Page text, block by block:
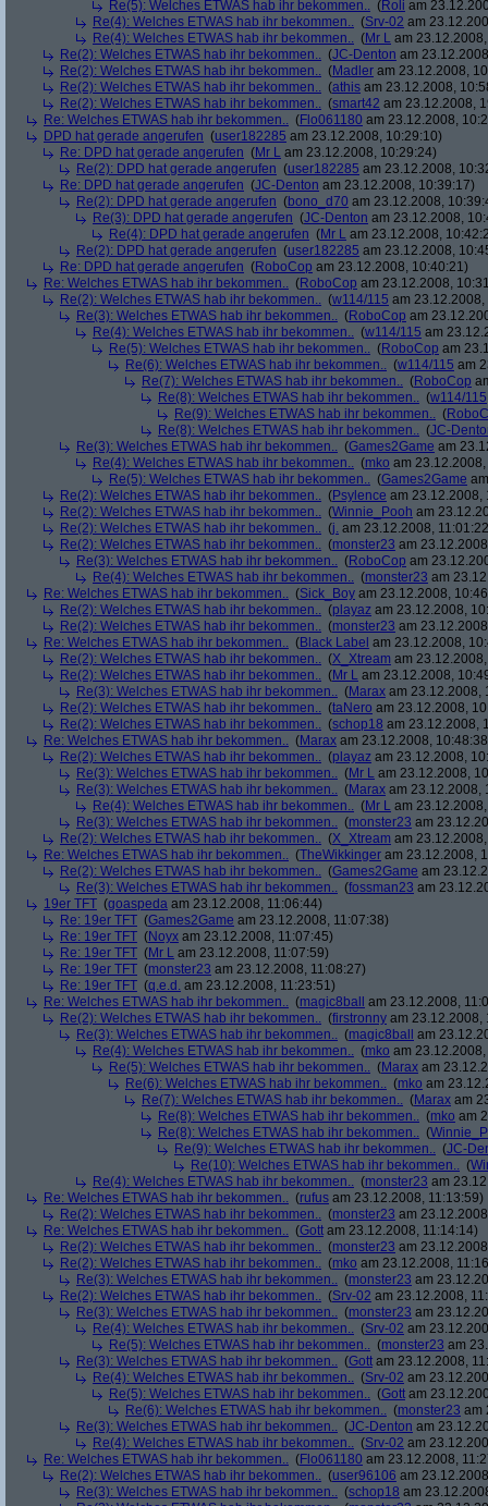
Re(5): Welches ETWAS hab ihr bekommen.. (Roli am
Re(4): Welches ETWAS hab ihr bekommen.. (Srv-02 am
Re(4): Welches ETWAS hab ihr bekommen.. (Mr L am
Re(2): Welches ETWAS hab ihr bekommen.. (JC-Denton am
Re(2): Welches ETWAS hab ihr bekommen.. (Madler am 23.12.2008,
Re(2): Welches ETWAS hab ihr bekommen.. (athis am 23.12.2008,
Re(2): Welches ETWAS hab ihr bekommen.. (smart42 am 23.12.2008,
Re: Welches ETWAS hab ihr bekommen.. (Flo061180 am 23.12.2008,
DPD hat gerade angerufen (user182285 am 23.12.2008, 10:29:10)
Re: DPD hat gerade angerufen (Mr L am 23.12.2008, 10:29:24)
Re(2): DPD hat gerade angerufen (user182285 am 23.12.2008,
Re: DPD hat gerade angerufen (JC-Denton am 23.12.2008, 10:39:17)
Re(2): DPD hat gerade angerufen (bono_d70 am 23.12.2008,
Re(3): DPD hat gerade angerufen (JC-Denton am 23.12.2008,
Re(4): DPD hat gerade angerufen (Mr L am 23.12.2008,
Re(2): DPD hat gerade angerufen (user182285 am 23.12.2008,
Re: DPD hat gerade angerufen (RoboCop am 23.12.2008, 10:40:21)
Re: Welches ETWAS hab ihr bekommen.. (RoboCop am 23.12.2008,
Re(2): Welches ETWAS hab ihr bekommen.. (w114/115 am
Re(3): Welches ETWAS hab ihr bekommen.. (RoboCop am
Re(4): Welches ETWAS hab ihr bekommen.. (w114/115 am
Re(5): Welches ETWAS hab ihr bekommen.. (RoboCop am
Re(6): Welches ETWAS hab ihr bekommen.. (w114/115 am
Re(7): Welches ETWAS hab ihr bekommen.. (RoboCop
Re(8): Welches ETWAS hab ihr bekommen.. (w114/115
Re(9): Welches ETWAS hab ihr bekommen.. (
Re(8): Welches ETWAS hab ihr bekommen.. (JC-
Re(3): Welches ETWAS hab ihr bekommen.. (Games2Game am
Re(4): Welches ETWAS hab ihr bekommen.. (mko am
Re(5): Welches ETWAS hab ihr bekommen.. (Games2Game
Re(2): Welches ETWAS hab ihr bekommen.. (Psylence am 23.12.2008,
Re(2): Welches ETWAS hab ihr bekommen.. (Winnie_Pooh am
Re(2): Welches ETWAS hab ihr bekommen.. (j. am 23.12.2008,
Re(2): Welches ETWAS hab ihr bekommen.. (monster23 am
Re(3): Welches ETWAS hab ihr bekommen.. (RoboCop am
Re(4): Welches ETWAS hab ihr bekommen.. (monster23 am
Re: Welches ETWAS hab ihr bekommen.. (Sick_Boy am 23.12.2008,
Re(2): Welches ETWAS hab ihr bekommen.. (playaz am 23.12.2008,
Re(2): Welches ETWAS hab ihr bekommen.. (monster23 am
Re: Welches ETWAS hab ihr bekommen.. (Black Label am 23.12.2008,
Re(2): Welches ETWAS hab ihr bekommen.. (X_Xtream am
Re(2): Welches ETWAS hab ihr bekommen.. (Mr L am 23.12.2008,
Re(3): Welches ETWAS hab ihr bekommen.. (Marax am 23.12.2008,
Re(2): Welches ETWAS hab ihr bekommen.. (taNero am 23.12.2008,
Re(2): Welches ETWAS hab ihr bekommen.. (schop18 am 23.12.2008,
Re: Welches ETWAS hab ihr bekommen.. (Marax am 23.12.2008,
Re(2): Welches ETWAS hab ihr bekommen.. (playaz am 23.12.2008,
Re(3): Welches ETWAS hab ihr bekommen.. (Mr L am 23.12.2008,
Re(3): Welches ETWAS hab ihr bekommen.. (Marax am 23.12.2008,
Re(4): Welches ETWAS hab ihr bekommen.. (Mr L am
Re(3): Welches ETWAS hab ihr bekommen.. (monster23 am
Re(2): Welches ETWAS hab ihr bekommen.. (X_Xtream am
Re: Welches ETWAS hab ihr bekommen.. (TheWikkinger am 23.12.2008,
Re(2): Welches ETWAS hab ihr bekommen.. (Games2Game am
Re(3): Welches ETWAS hab ihr bekommen.. (fossman23 am
19er TFT (goaspeda am 23.12.2008, 11:06:44)
Re: 19er TFT (Games2Game am 23.12.2008, 11:07:38)
Re: 19er TFT (Noyx am 23.12.2008, 11:07:45)
Re: 19er TFT (Mr L am 23.12.2008, 11:07:59)
Re: 19er TFT (monster23 am 23.12.2008, 11:08:27)
Re: 19er TFT (q.e.d. am 23.12.2008, 11:23:51)
Re: Welches ETWAS hab ihr bekommen.. (magic8ball
am 23.12.2008,
Re(2): Welches ETWAS hab ihr bekommen.. (firstronny am 23.12.2008,
Re(3): Welches ETWAS hab ihr bekommen.. (magic8ball
am
Re(4): Welches ETWAS hab ihr bekommen.. (mko am
Re(5): Welches ETWAS hab ihr bekommen.. (Marax am
Re(6): Welches ETWAS hab ihr bekommen.. (mko am
Re(7): Welches ETWAS hab ihr bekommen.. (Marax am
Re(8): Welches ETWAS hab ihr bekommen.. (mko am
Re(8): Welches ETWAS hab ihr bekommen.. (
Re(9): Welches ETWAS hab ihr bekommen.. (JC-
Re(10): Welches ETWAS hab ihr bekommen.. (
Re(4): Welches ETWAS hab ihr bekommen.. (monster23 am
Re: Welches ETWAS hab ihr bekommen.. (rufus am 23.12.2008, 11:13:59)
Re(2): Welches ETWAS hab ihr bekommen.. (monster23 am
Re: Welches ETWAS hab ihr bekommen.. (Gott am 23.12.2008, 11:14:14)
Re(2): Welches ETWAS hab ihr bekommen.. (monster23 am
Re(2): Welches ETWAS hab ihr bekommen.. (mko am 23.12.2008,
Re(3): Welches ETWAS hab ihr bekommen.. (monster23 am
Re(2): Welches ETWAS hab ihr bekommen.. (Srv-02 am 23.12.2008,
Re(3): Welches ETWAS hab ihr bekommen.. (monster23 am
Re(4): Welches ETWAS hab ihr bekommen.. (Srv-02 am
Re(5): Welches ETWAS hab ihr bekommen.. (monster23 am
Re(3): Welches ETWAS hab ihr bekommen.. (Gott am 23.12.2008,
Re(4): Welches ETWAS hab ihr bekommen.. (Srv-02 am
Re(5): Welches ETWAS hab ihr bekommen.. (Gott am
Re(6): Welches ETWAS hab ihr bekommen.. (monster23 am
Re(3): Welches ETWAS hab ihr bekommen.. (JC-Denton am
Re(4): Welches ETWAS hab ihr bekommen.. (Srv-02 am
Re: Welches ETWAS hab ihr bekommen.. (Flo061180 am 23.12.2008,
Re(2): Welches ETWAS hab ihr bekommen.. (user96106 am
Re(3): Welches ETWAS hab ihr bekommen.. (schop18 am